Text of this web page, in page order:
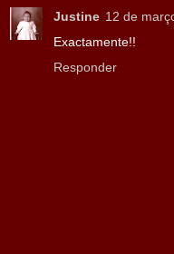
Justine 12 de
Exactamente!!
Responder